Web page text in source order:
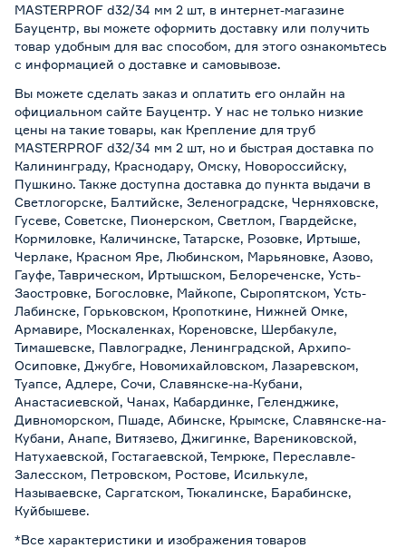
MASTERPROF d32/34 мм 2 шт, в интернет-магазине
Бауцентр, вы можете оформить доставку или получить
товар удобным для вас способом, для этого ознакомьтесь
с информацией о доставке и самовывозе.
Вы можете сделать заказ и оплатить его онлайн на
официальном сайте Бауцентр. У нас не только низкие
цены на такие товары, как Крепление для труб
MASTERPROF d32/34 мм 2 шт, но и быстрая доставка по
Калининграду, Краснодару, Омску, Новороссийску,
Пушкино. Также доступна доставка до пункта выдачи в
Светлогорске, Балтийске, Зеленоградске, Черняховске,
Гусеве, Советске, Пионерском, Светлом, Гвардейске,
Кормиловке, Каличинске, Татарске, Розовке, Иртыше,
Черлаке, Красном Яре, Любинском, Марьяновке, Азово,
Гауфе, Таврическом, Иртышском, Белореченске, Усть-
Заостровке, Богословке, Майкопе, Сыропятском, Усть-
Лабинске, Горьковском, Кропоткине, Нижней Омке,
Армавире, Москаленках, Кореновске, Шербакуле,
Тимашевске, Павлоградке, Ленинградской, Архипо-
Осиповке, Джубге, Новомихайловском, Лазаревском,
Туапсе, Адлере, Сочи, Славянске-на-Кубани,
Анастасиевской, Чанах, Кабардинке, Геленджике,
Дивноморском, Пшаде, Абинске, Крымске, Славянске-на-
Кубани, Анапе, Витязево, Джигинке, Варениковской,
Натухаевской, Гостагаевской, Темрюке, Переславле-
Залесском, Петровском, Ростове, Исилькуле,
Называевске, Саргатском, Тюкалинске, Барабинске,
Куйбышеве.
*Все характеристики и изображения товаров